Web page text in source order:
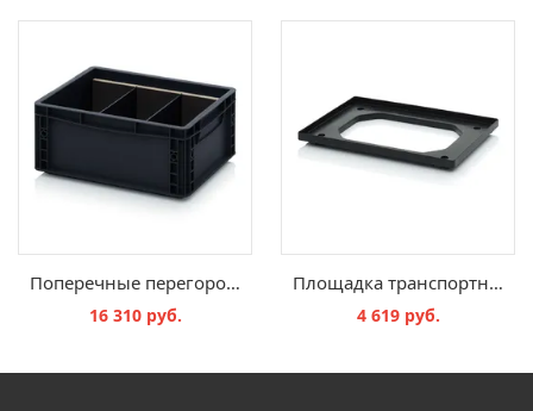
Поперечные перегородки ESD для евроконтейнеров с ESD-защитой
16 310 руб.
Площадка транспортной тележки с защитой от электростатических разрядов
4 619 руб.